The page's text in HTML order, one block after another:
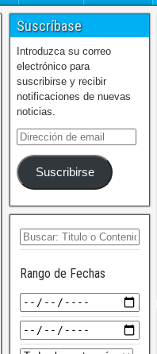
Suscríbase
Introduzca su correo
electrónico para
suscribirse y recibir
notificaciones de nuevas
noticias.
Suscribirse
Rango de Fechas